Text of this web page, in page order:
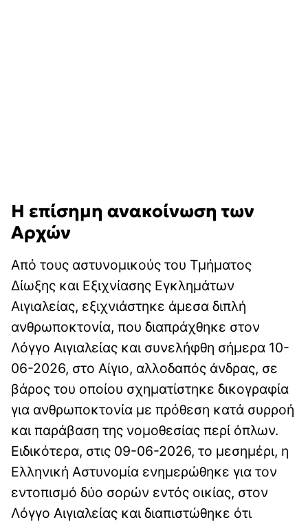
Η επίσημη ανακοίνωση των
Αρχών
Από τους αστυνομικούς του Τμήματος
Δίωξης και Εξιχνίασης Εγκλημάτων
Αιγιαλείας, εξιχνιάστηκε άμεσα διπλή
ανθρωποκτονία, που διαπράχθηκε στον
Λόγγο Αιγιαλείας και συνελήφθη σήμερα 10-
06-2026, στο Αίγιο, αλλοδαπός άνδρας, σε
βάρος του οποίου σχηματίστηκε δικογραφία
για ανθρωποκτονία με πρόθεση κατά συρροή
και παράβαση της νομοθεσίας περί όπλων.
Ειδικότερα, στις 09-06-2026, το μεσημέρι, η
Ελληνική Αστυνομία ενημερώθηκε για τον
εντοπισμό δύο σορών εντός οικίας, στον
Λόγγο Αιγιαλείας και διαπιστώθηκε ότι